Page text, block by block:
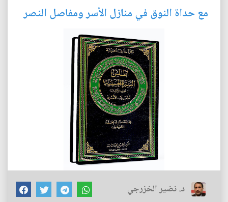
مع حداة النوق في منازل الأسر ومفاصل النصر
د. نضير الخزرجي